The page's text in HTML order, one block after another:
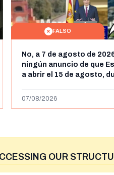
FALSO
No, a 7 de agosto de
ningún anuncio de que
a abrir el 15 de agosto,
y Ceuta
07/08/2026
OUR